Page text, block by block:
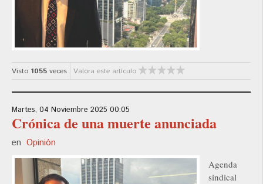
Visto 1055 veces Valora este artículo
Martes, 04 Noviembre 2025 00:05
Crónica de una muerte anunciada
en Opinión
Agenda
sindical